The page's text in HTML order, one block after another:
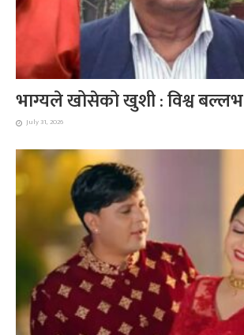
भाग्यले खोसेको खुशी : विश्व बल्लभ
July 31, 2026